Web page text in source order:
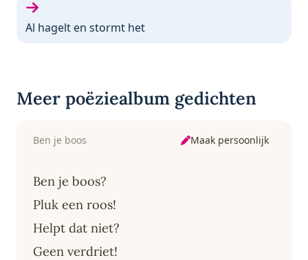
Volgende gedicht:
Al hagelt en stormt het
Meer poëziealbum gedichten
Ben je boos Maak persoonlijk
Ben je boos?
Pluk een roos!
Helpt dat niet?
Geen verdriet!